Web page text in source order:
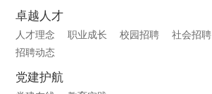
卓越人才
人才理念 职业成长 校园招聘 社会招聘
招聘动态
党建护航